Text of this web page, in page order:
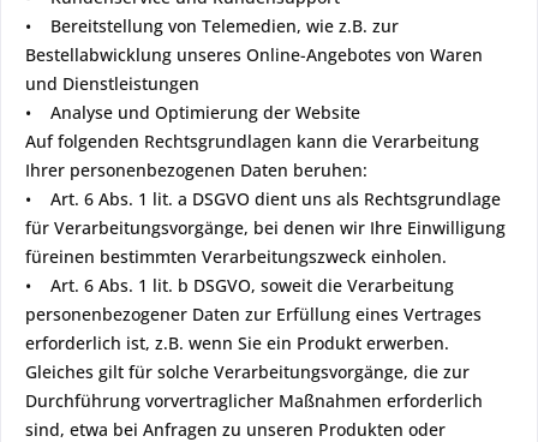
• Bereitstellung von Telemedien, wie z.B. zur
Bestellabwicklung unseres Online-Angebotes von Waren
und Dienstleistungen
• Analyse und Optimierung der Website
Auf folgenden Rechtsgrundlagen kann die Verarbeitung
Ihrer personenbezogenen Daten beruhen:
• Art. 6 Abs. 1 lit. a DSGVO dient uns als Rechtsgrundlage
für Verarbeitungsvorgänge, bei denen wir Ihre Einwilligung
füreinen bestimmten Verarbeitungszweck einholen.
• Art. 6 Abs. 1 lit. b DSGVO, soweit die Verarbeitung
personenbezogener Daten zur Erfüllung eines Vertrages
erforderlich ist, z.B. wenn Sie ein Produkt erwerben.
Gleiches gilt für solche Verarbeitungsvorgänge, die zur
Durchführung vorvertraglicher Maßnahmen erforderlich
sind, etwa bei Anfragen zu unseren Produkten oder